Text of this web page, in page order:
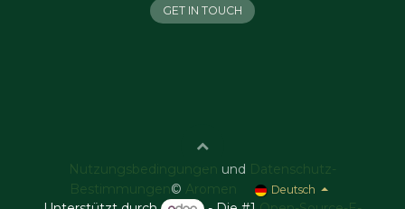
GET IN TOUCH
Nutzungsbedingungen und
Datenschutz-
Bestimmungen © Aromen Deutsch